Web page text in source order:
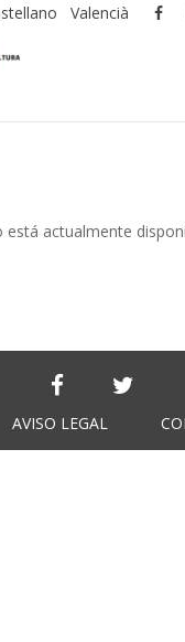
Valencià
está actualmente
AVISO LEGAL